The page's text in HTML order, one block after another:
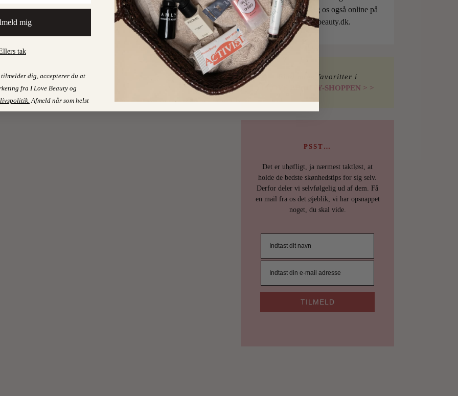
København. Besøg os også online på
shop.ilovebeauty.dk.
Find mine favoritter i
I LOVE BEAUTY-SHOPPEN > >
PSST…
Det er uhøfligt, ja nærmest taktløst, at
holde de bedste skønhedstips for sig selv.
Derfor deler vi selvfølgelig ud af dem. Få
en mail fra os det øjeblik, vi har opsnappet
noget, du skal vide.
TILMELD
mig
tak
dig, accepterer du at
fra I Love Beauty og
. Afmeld når som helst